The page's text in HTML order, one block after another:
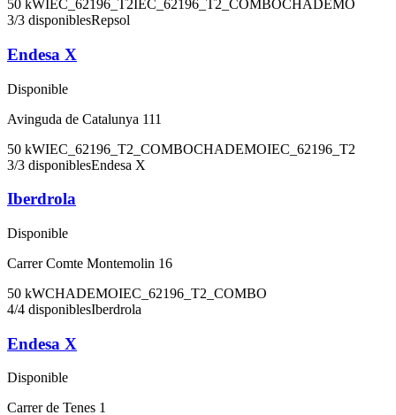
50 kWIEC_62196_T2IEC_62196_T2_COMBOCHADEMO
3/3 disponiblesRepsol
Endesa X
Disponible
Avinguda de Catalunya 111
50 kWIEC_62196_T2_COMBOCHADEMOIEC_62196_T2
3/3 disponiblesEndesa X
Iberdrola
Disponible
Carrer Comte Montemolin 16
50 kWCHADEMOIEC_62196_T2_COMBO
4/4 disponiblesIberdrola
Endesa X
Disponible
Carrer de Tenes 1